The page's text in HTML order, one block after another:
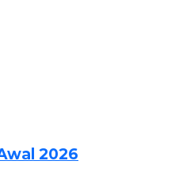
2026